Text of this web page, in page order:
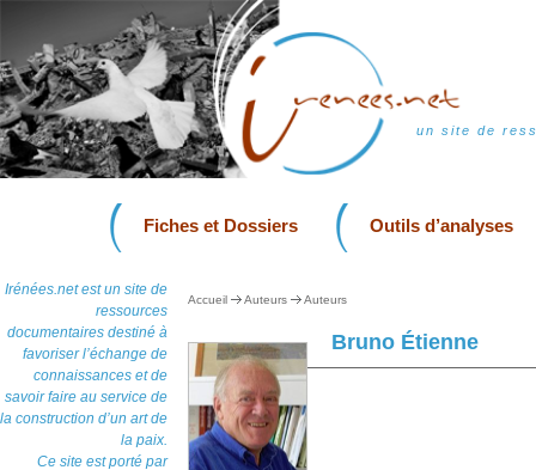
un site de
Fiches et Dossiers Outils d’analyses
Irénées.net est un site de
ressources
documentaires destiné à
favoriser l’échange de
connaissances et de
savoir faire au service de
la construction d’un art de
la paix.
Ce site est porté par
Accueil Auteurs Auteurs
Bruno Étienne